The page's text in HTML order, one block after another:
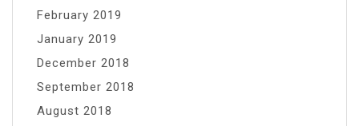
February 2019
January 2019
December 2018
September 2018
August 2018